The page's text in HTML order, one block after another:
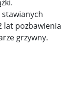
stawianych
lat pozbawienia
grzywny.